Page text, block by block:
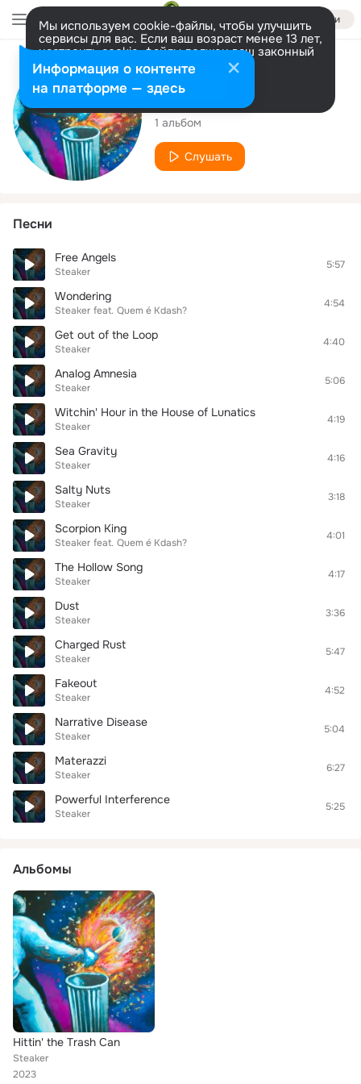
Войти
Мы используем cookie-файлы, чтобы улучшить
сервисы для вас. Если ваш возраст менее 13 лет,
настроить cookie-файлы должен ваш законный
представитель. Больше информации
Разрешить все Настроить
Исполнитель
Steaker
1 альбом
Слушать
Песни
Free Angels
Steaker
5:57
Wondering
Steaker feat. Quem é Kdash?
4:54
Get out of the Loop
Steaker
4:40
Analog Amnesia
Steaker
5:06
Witchin' Hour in the House of Lunatics
Steaker
4:19
Sea Gravity
Steaker
4:16
Salty Nuts
Steaker
3:18
Scorpion King
Steaker feat. Quem é Kdash?
4:01
The Hollow Song
Steaker
4:17
Dust
Steaker
3:36
Charged Rust
Steaker
5:47
Fakeout
Steaker
4:52
Narrative Disease
Steaker
5:04
Materazzi
Steaker
6:27
Powerful Interference
Steaker
5:25
Альбомы
Hittin' the Trash Can
Steaker
2023
Информация о контенте
на платформе — здесь